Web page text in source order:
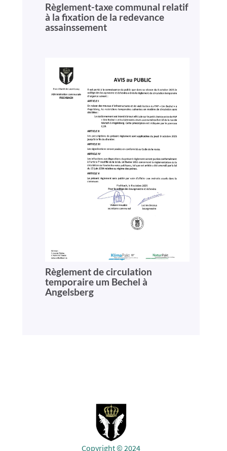
Règlement-taxe communal relatif
à la fixation de la redevance
assainssement
Règlement de circulation
temporaire um Bechel à
Angelsberg
Copyright © 2024